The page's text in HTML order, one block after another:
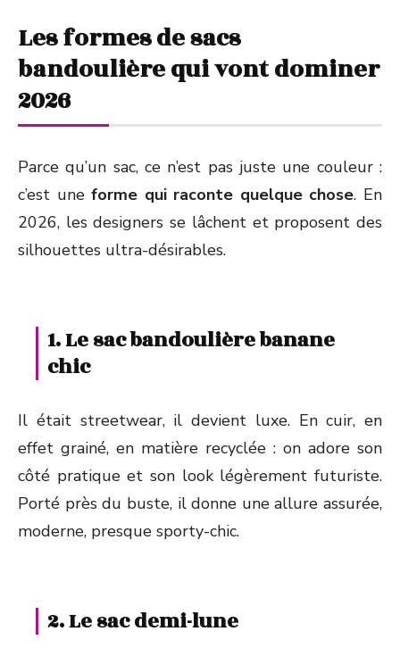
Les formes de sacs
bandoulière qui vont dominer
2026
Parce qu’un sac, ce n’est pas juste une couleur :
c’est uneforme qui raconte quelque chose. En
2026, les designers se lâchent et proposent des
silhouettes ultra-désirables.
1. Le sac bandoulière banane
chic
Il était streetwear, il devient luxe. En cuir, en
effet grainé, en matière recyclée : on adore son
côté pratique et son look légèrement futuriste.
Porté près du buste, il donne une allure assurée,
moderne, presque sporty-chic.
2. Le sac demi-lune